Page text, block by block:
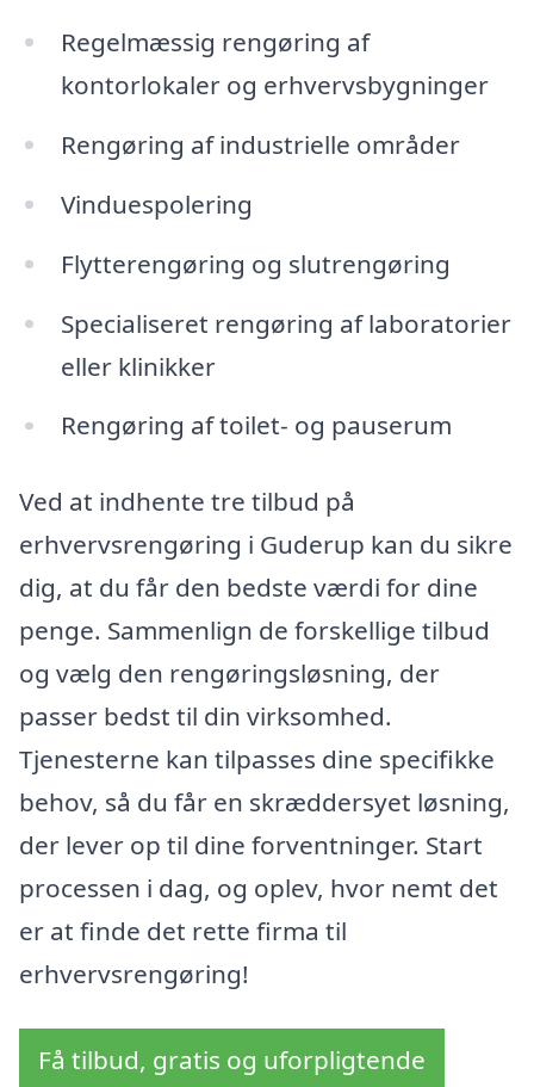
Regelmæssig rengøring af
kontorlokaler og erhvervsbygninger
Rengøring af industrielle områder
Vinduespolering
Flytterengøring og slutrengøring
Specialiseret rengøring af laboratorier
eller klinikker
Rengøring af toilet- og pauserum
Ved at indhente tre tilbud på
erhvervsrengøring i Guderup kan du sikre
dig, at du får den bedste værdi for dine
penge. Sammenlign de forskellige tilbud
og vælg den rengøringsløsning, der
passer bedst til din virksomhed.
Tjenesterne kan tilpasses dine specifikke
behov, så du får en skræddersyet løsning,
der lever op til dine forventninger. Start
processen i dag, og oplev, hvor nemt det
er at finde det rette firma til
erhvervsrengøring!
Få tilbud, gratis og uforpligtende